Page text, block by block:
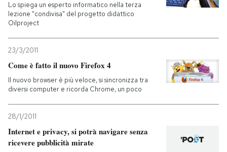
Lo spiega un esperto informatico nella terza
lezione "condivisa" del progetto didattico
Oilproject
23/3/2011
Come è fatto il nuovo Firefox 4
Il nuovo browser è più veloce, si sincronizza tra
diversi computer e ricorda Chrome, un poco
28/1/2011
Internet e privacy, si potrà navigare senza
ricevere pubblicità mirate